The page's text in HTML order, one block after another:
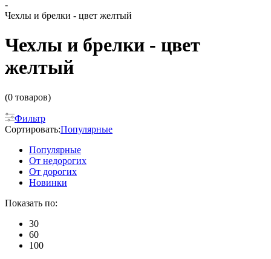
-
Чехлы и брелки - цвет желтый
Чехлы и брелки - цвет
желтый
(0 товаров)
Фильтр
Сортировать:Популярные
Популярные
От недорогих
От дорогих
Новинки
Показать по:
30
60
100